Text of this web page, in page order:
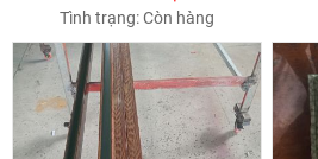
Tình trạng:Còn hàng